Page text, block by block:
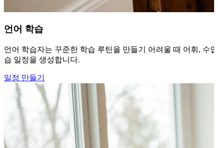
언어 학습
언어 학습자는 꾸준한 학습 루틴을 만들기 어려울 때 어휘, 수
습 일정을 생성합니다.
일정 만들기